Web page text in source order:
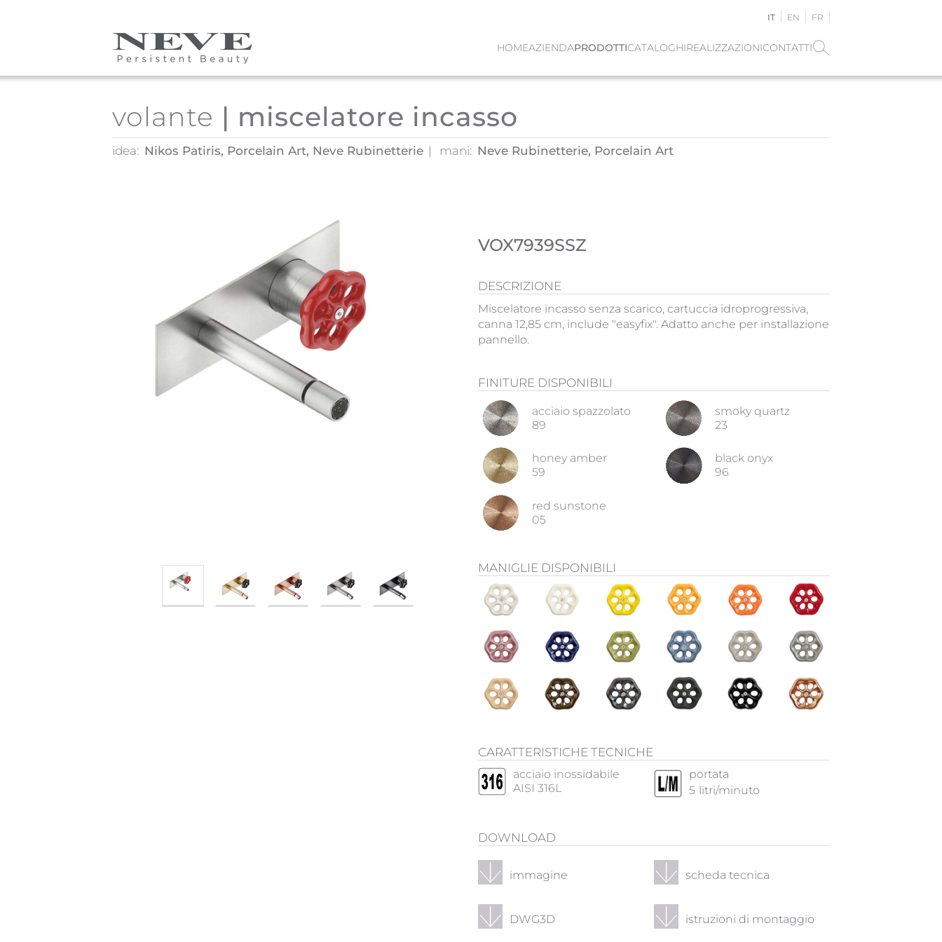
Skip to main content
IT EN FR
HOMEAZIENDAPRODOTTICATALOGHIREALIZZAZIONICONTATTI
volante | miscelatore incasso
idea: Nikos Patiris, Porcelain Art, Neve Rubinetterie mani: Neve Rubinetterie, Porcelain Art
VOX7939SSZ
DESCRIZIONE
Miscelatore incasso senza scarico, cartuccia idroprogressiva,
canna 12,85 cm, include "easyfix". Adatto anche per installazione
pannello.
FINITURE DISPONIBILI
acciaio spazzolato
89
smoky quartz
23
honey amber
59
black onyx
96
red sunstone
05
MANIGLIE DISPONIBILI
CARATTERISTICHE TECNICHE
acciaio inossidabile
AISI 316L
portata
5 litri/minuto
DOWNLOAD
immagine scheda tecnica
DWG3D istruzioni di montaggio